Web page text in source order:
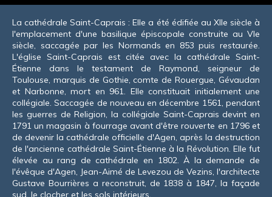
La cathédrale Saint-Caprais : Elle a été édifiée au XIIe siècle à
l'emplacement d'une basilique épiscopale construite au VIe
siècle, saccagée par les Normands en 853 puis restaurée.
L'église Saint-Caprais est citée avec la cathédrale Saint-
Étienne dans le testament de Raymond, seigneur de
Toulouse, marquis de Gothie, comte de Rouergue, Gévaudan
et Narbonne, mort en 961. Elle constituait initialement une
collégiale. Saccagée de nouveau en décembre 1561, pendant
les guerres de Religion, la collégiale Saint-Caprais devint en
1791 un magasin à fourrage avant d'être rouverte en 1796 et
de devenir la cathédrale officielle d'Agen, après la destruction
de l'ancienne cathédrale Saint-Étienne à la Révolution. Elle fut
élevée au rang de cathédrale en 1802. À la demande de
l'évêque d'Agen, Jean-Aimé de Levezou de Vezins, l'architecte
Gustave Bourrières a reconstruit, de 1838 à 1847, la façade
sud, le clocher et les sols intérieurs.